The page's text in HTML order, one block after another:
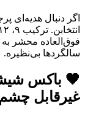
اگر دنبال هدیه‌ای
فوق‌العاده محشر
سالگردها بی‌نظیره.
🖤 باکس
غیرقابل